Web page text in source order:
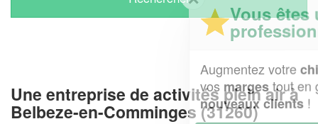
Une entreprise de activités plein air à
Belbeze-en-Comminges (31260)
Vous êtes un
professionnel ?
chiffre d'affaireset
vos
marges
tout en gagnant de
nouveaux clients!